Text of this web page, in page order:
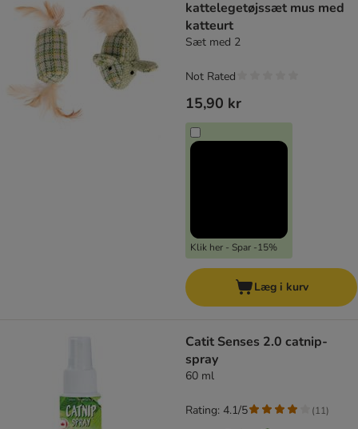
kattelegetøjssæt mus med
katteurt
Sæt med 2
15,90 kr
Klik her - Spar -15%
Not Rated
Læg i kurv
Catit Senses 2.0 catnip-
spray
60 ml
Rating: 4.1/5 (11)